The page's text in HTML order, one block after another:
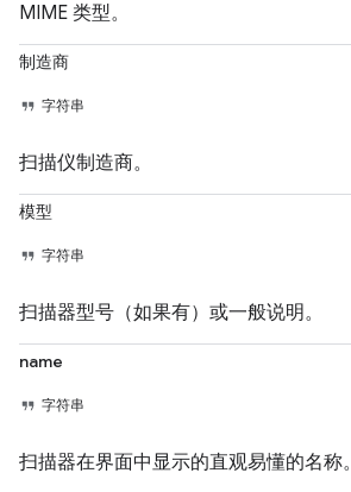
MIME 类型。
制造商
字符串
扫描仪制造商。
模型
字符串
扫描器型号（如果有）或一般说明。
name
字符串
扫描器在界面中显示的直观易懂的名称。